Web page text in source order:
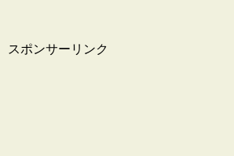
スポンサーリンク